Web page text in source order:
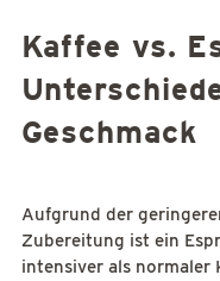
Kaffee vs.
Geschmack
Aufgrund der
Zubereitung ist ein
intensiver als normaler